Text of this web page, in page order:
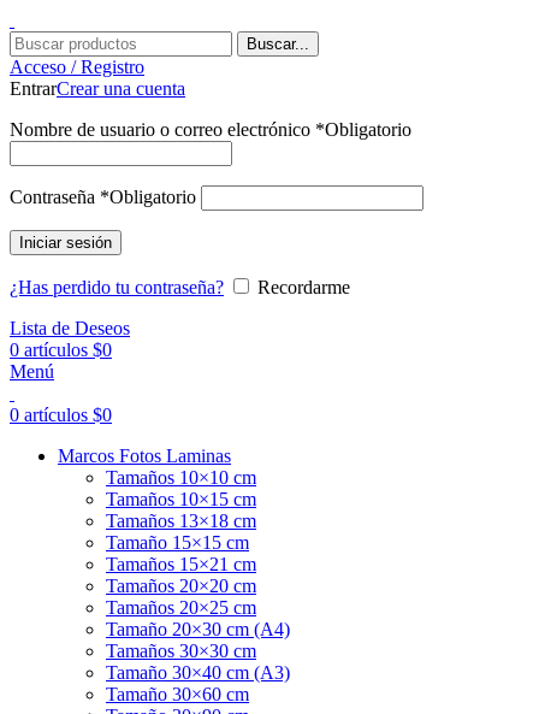
Buscar...
Acceso / Registro
EntrarCrear una cuenta
Nombre de usuario o correo electrónico *Obligatorio
Contraseña *Obligatorio
Iniciar sesión
¿Has perdido tu contraseña?
Recordarme
Lista de Deseos
0 artículos $0
Menú
0 artículos $0
Marcos Fotos Laminas
Tamaños 10×10 cm
Tamaños 10×15 cm
Tamaños 13×18 cm
Tamaño 15×15 cm
Tamaños 15×21 cm
Tamaños 20×20 cm
Tamaños 20×25 cm
Tamaño 20×30 cm (A4)
Tamaños 30×30 cm
Tamaño 30×40 cm (A3)
Tamaño 30×60 cm